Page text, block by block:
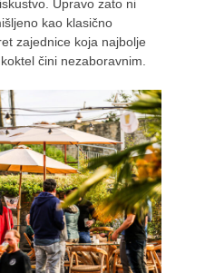
Upravo zato ni
kao klasično
zajednice koja najbolje
čini nezaboravnim.